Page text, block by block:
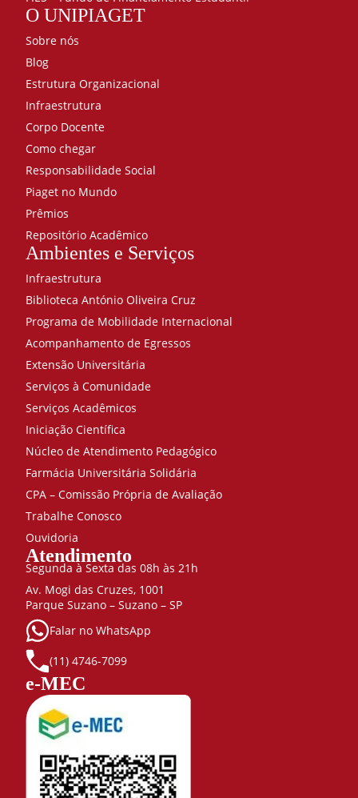
O UNIPIAGET
Sobre nós
Blog
Estrutura Organizacional
Infraestrutura
Corpo Docente
Como chegar
Responsabilidade Social
Piaget no Mundo
Prêmios
Repositório Acadêmico
Ambientes e Serviços
Infraestrutura
Biblioteca António Oliveira Cruz
Programa de Mobilidade Internacional
Acompanhamento de Egressos
Extensão Universitária
Serviços à Comunidade
Serviços Acadêmicos
Iniciação Científica
Núcleo de Atendimento Pedagógico
Farmácia Universitária Solidária
CPA – Comissão Própria de Avaliação
Trabalhe Conosco
Ouvidoria
Atendimento
Segunda à Sexta das 08h às 21h
Av. Mogi das Cruzes, 1001
Parque Suzano – Suzano – SP
Falar no WhatsApp
(11) 4746-7099
e-MEC